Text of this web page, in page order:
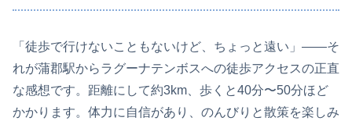
「徒歩で行けないこともないけど、ちょっと遠い」——そ
れが蒲郡駅からラグーナテンボスへの徒歩アクセスの正直
な感想です。距離にして約3km、歩くと40分〜50分ほど
かかります。体力に自信があり、のんびりと散策を楽しみ